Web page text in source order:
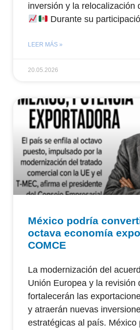
inversión y la relocalización
Durante su
LEER MÁS »
20.05.2026
México podría
octava economía
COMCE
La modernización del
Unión Europea y la revisión
fortalecerán las
y atraerán nuevas
estratégicas al país. México